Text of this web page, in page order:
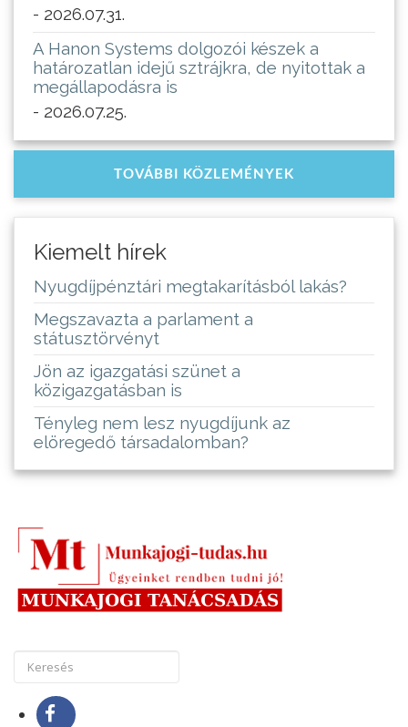
- 2026.07.31.
A Hanon Systems dolgozói készek a
határozatlan idejű sztrájkra, de nyitottak a
megállapodásra is
- 2026.07.25.
TOVÁBBI KÖZLEMÉNYEK
Kiemelt hírek
Nyugdíjpénztári megtakarításból lakás?
Megszavazta a parlament a
státusztörvényt
Jön az igazgatási szünet a
közigazgatásban is
Tényleg nem lesz nyugdíjunk az
elöregedő társadalomban?